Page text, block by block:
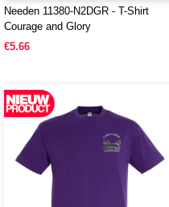
Needen 11380-N2DGR - T-Shirt
Courage and Glory
€5.66